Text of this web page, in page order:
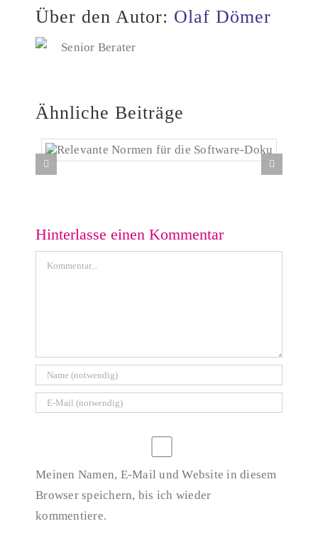
Über den Autor: Olaf Dömer
Senior Berater
Ähnliche Beiträge
Hinterlasse einen Kommentar
Kommentar
Meinen Namen, E-Mail und Website in diesem
Browser speichern, bis ich wieder
kommentiere.